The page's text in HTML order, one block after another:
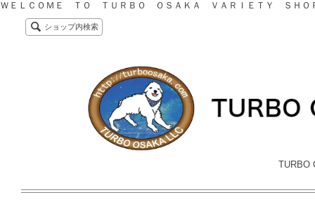
ＷＥＬＣＯＭＥ ＴＯ ＴＵＲＢＯ ＯＳＡＫＡ ＶＡＲＩＥＴＹ ＳＨＯ
ショップ内検索